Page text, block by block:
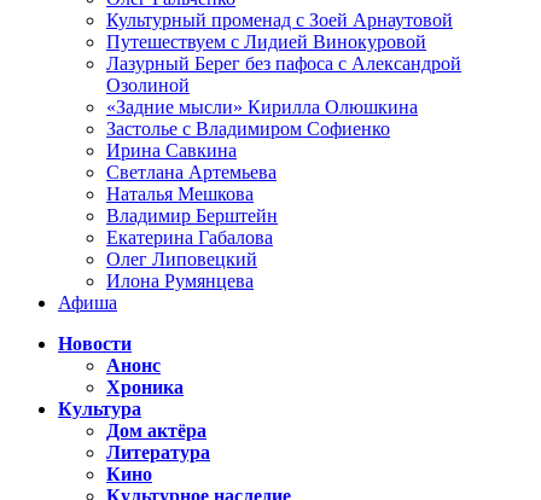
Культурный променад с Зоей Арнаутовой
Путешествуем с Лидией Винокуровой
Лазурный Берег без пафоса с Александрой
Озолиной
«Задние мысли» Кирилла Олюшкина
Застолье с Владимиром Софиенко
Ирина Савкина
Светлана Артемьева
Наталья Мешкова
Владимир Берштейн
Екатерина Габалова
Олег Липовецкий
Илона Румянцева
Афиша
Новости
Анонс
Хроника
Культура
Дом актёра
Литература
Кино